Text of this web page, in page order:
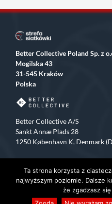
Better Collective Poland Sp. z
Mogilska 43
31-545 Kraków
Polska
Better Collective A/S
Sankt Annæ Plads 28
1250 København K, Denmark
X
Copyrights 2015-2024 Strefa
Ta strona korzysta z
najwyższym poziomie. Dalsze
że zgadzasz